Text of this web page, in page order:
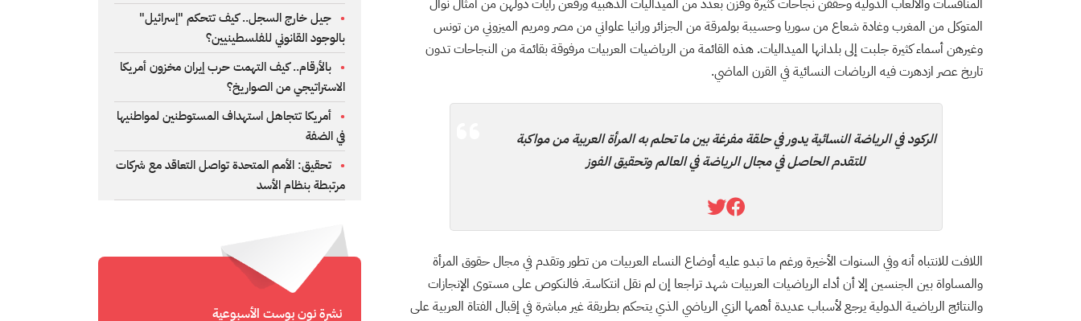
المنافسات والألعاب الدولية وحققن نجاحات كثيرة وفزن بعدد من الميداليات الذهبية ورفعن رايات دولهن من أمثال نوال
المتوكل من المغرب وغادة شعاع من سوريا وحسيبة بولمرقة من الجزائر ورانيا علواني من مصر ومريم الميزوني من تونس
وغيرهن أسماء كثيرة جلبت إلى بلدانها الميداليات. هذه القائمة من الرياضيات العربيات مرفوقة بقائمة من النجاحات تدون
تاريخ عصر ازدهرت فيه الرياضات النسائية في القرن الماضي.
الركود في الرياضة النسائية يدور في حلقة مفرغة بين ما تحلم به المرأة العربية من مواكبة
للتقدم الحاصل في مجال الرياضة في العالم وتحقيق الفوز
اللافت للانتباه أنه وفي السنوات الأخيرة ورغم ما تبدو عليه أوضاع النساء العربيات من تطور وتقدم في مجال حقوق المرأة
والمساواة بين الجنسين إلا أن أداء الرياضيات العربيات شهد تراجعا إن لم نقل انتكاسة. فالنكوص على مستوى الإنجازات
والنتائج الرياضية الدولية يرجع لأسباب عديدة أهمها الزي الرياضي الذي يتحكم بطريقة غير مباشرة في إقبال الفتاة العربية على
جيل خارج السجل.. كيف تتحكم "إسرائيل"
بالوجود القانوني للفلسطينيين؟
بالأرقام.. كيف التهمت حرب إيران مخزون أمريكا
الاستراتيجي من الصواريخ؟
أمريكا تتجاهل استهداف المستوطنين لمواطنيها
في الضفة
تحقيق: الأمم المتحدة تواصل التعاقد مع شركات
مرتبطة بنظام الأسد
نشرة نون بوست الأسبوعية